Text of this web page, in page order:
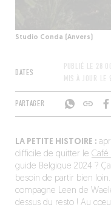
Studio Conda (Anvers)
DATES
PUBLIÉ LE 28
MIS À JOUR LE
PARTAGER
LA PETITE HISTOIRE :
difficile de quitter le Café
guide Belgique 2024 ?
besoin de partir bien
compagne Leen de
dessus du resto ! Au